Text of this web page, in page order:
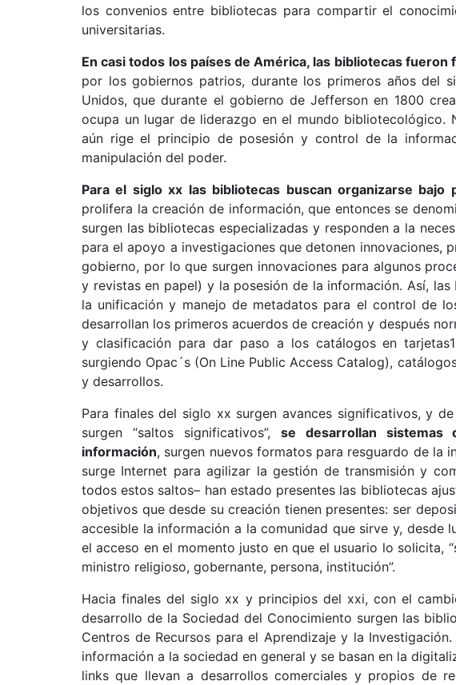
los convenios entre bibliotecas para compartir el
universitarias.
En casi todos los países de América, las bibliotecas fueron
por los gobiernos patrios, durante los primeros años del
Unidos, que durante el gobierno de Jefferson en 1800
ocupa un lugar de liderazgo en el mundo bibliotecológico.
aún rige el principio de posesión y control de la
manipulación del poder.
Para el siglo xx las bibliotecas buscan organizarse bajo
prolifera la creación de información, que entonces se
surgen las bibliotecas especializadas y responden a la
para el apoyo a investigaciones que detonen innovaciones,
gobierno, por lo que surgen innovaciones para algunos
y revistas en papel) y la posesión de la información. Así,
la unificación y manejo de metadatos para el control de
desarrollan los primeros acuerdos de creación y después
y clasificación para dar paso a los catálogos en
surgiendo Opac´s (On Line Public Access Catalog),
y desarrollos.
Para finales del siglo xx surgen avances significativos, y
surgen “saltos significativos”, se desarrollan sistemas
información, surgen nuevos formatos para resguardo de la
surge Internet para agilizar la gestión de transmisión y
todos estos saltos– han estado presentes las bibliotecas
objetivos que desde su creación tienen presentes: ser
accesible la información a la comunidad que sirve y, desde
el acceso en el momento justo en que el usuario lo solicita,
ministro religioso, gobernante, persona, institución”.
Hacia finales del siglo xx y principios del xxi, con el
desarrollo de la Sociedad del Conocimiento surgen las
Centros de Recursos para el Aprendizaje y la
información a la sociedad en general y se basan en la
links que llevan a desarrollos comerciales y propios de